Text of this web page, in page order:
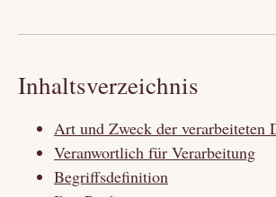
Inhaltsverzeichnis
Art und Zweck der verarbeiteten
Veranwortlich für Verarbeitung
Begriffsdefinition